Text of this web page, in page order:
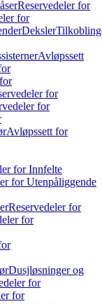
Reservedeler for
for
Deksler
Avløpssett
for
for
Avløpssett for
for Innfelte
for Utenpåliggende
Reservedeler for
for
Dusjløsninger og
for
for